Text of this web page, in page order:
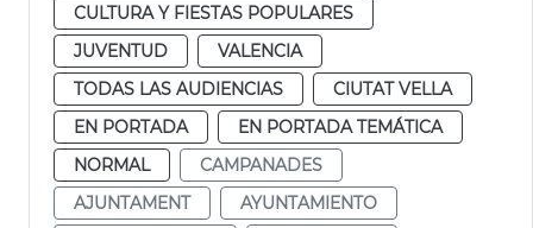
CULTURA Y FIESTAS POPULARES
JUVENTUD
VALENCIA
TODAS LAS AUDIENCIAS
CIUTAT VELLA
EN PORTADA
EN PORTADA TEMÁTICA
NORMAL
CAMPANADES
AJUNTAMENT
AYUNTAMIENTO